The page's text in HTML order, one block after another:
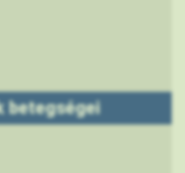
betegségei